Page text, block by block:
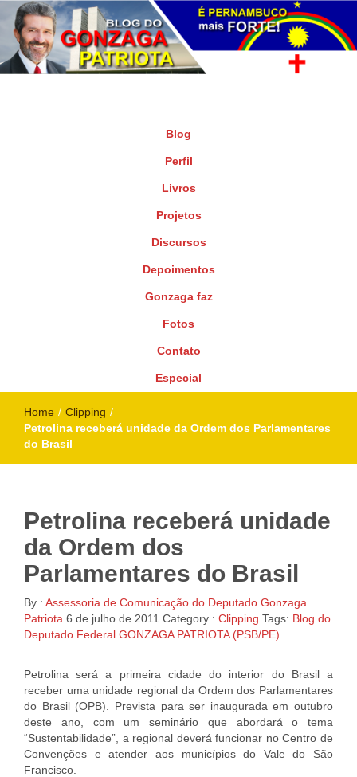
Blog
Perfil
Livros
Projetos
Discursos
Depoimentos
Gonzaga faz
Fotos
Contato
Especial
Home / Clipping /
Petrolina receberá unidade da Ordem dos Parlamentares
do Brasil
Petrolina receberá unidade
da Ordem dos
Parlamentares do Brasil
By : Assessoria de Comunicação do Deputado Gonzaga
Patriota 6 de julho de 2011 Category : Clipping Tags: Blog do
Deputado Federal GONZAGA PATRIOTA (PSB/PE)
Petrolina será a primeira cidade do interior do Brasil a
receber uma unidade regional da Ordem dos Parlamentares
do Brasil (OPB). Prevista para ser inaugurada em outubro
deste ano, com um seminário que abordará o tema
“Sustentabilidade”, a regional deverá funcionar no Centro de
Convenções e atender aos municípios do Vale do São
Francisco.